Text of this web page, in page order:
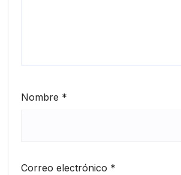
Nombre *
Correo electrónico *